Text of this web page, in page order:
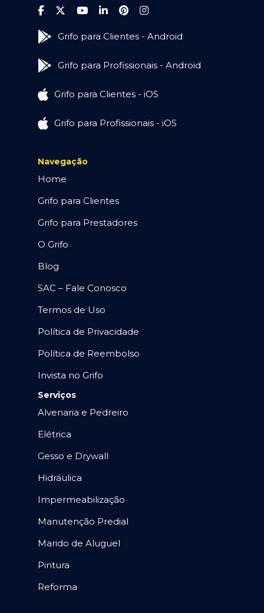
Grifo para Clientes - Android
Grifo para Profissionais - Android
Grifo para Clientes - iOS
Grifo para Profissionais - iOS
Navegação
Home
Grifo para Clientes
Grifo para Prestadores
O Grifo
Blog
SAC – Fale Conosco
Termos de Uso
Política de Privacidade
Política de Reembolso
Invista no Grifo
Serviços
Alvenaria e Pedreiro
Elétrica
Gesso e Drywall
Hidráulica
Impermeabilização
Manutenção Predial
Marido de Aluguel
Pintura
Reforma